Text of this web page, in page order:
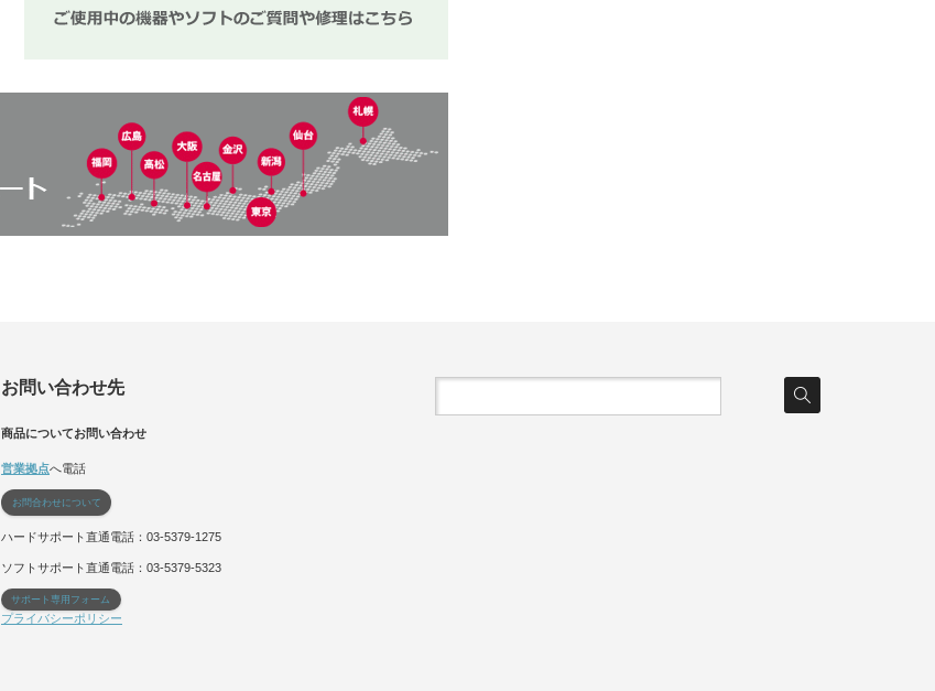
お問い合わせ先
商品についてお問い合わせ
営業拠点へ電話
お問合わせについて
ハードサポート直通電話：03-5379-1275
ソフトサポート直通電話：03-5379-5323
サポート専用フォーム
プライバシーポリシー